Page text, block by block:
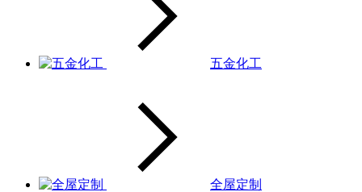
五金化工
全屋定制